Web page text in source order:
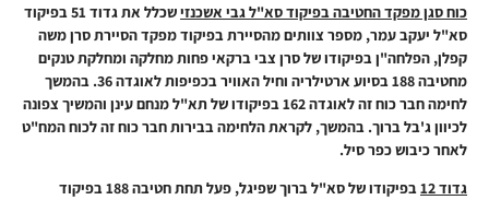
כוח סגן מפקד החטיבה בפיקוד סא"ל גבי אשכנזי
שכלל את גדוד 51 בפיקוד
סא"ל יעקב עמר, מספר צוותים מהסיירת בפיקוד מפקד הסיירת סרן משה
קפלן, הפלחה"ן בפיקודו של סרן צבי ברקאי פחות מחלקה ומחלקת טנקים
מחטיבה 188 בסיוע ארטילריה וחיל האוויר בכפיפות לאוגדה 36. בהמשך
לחימה חבר כוח זה לאוגדה 162 בפיקודו של תא"ל מנחם עינן והמשיך צפונה
לכיוון ג'בל ברוך. בהמשך, לקראת הלחימה בבירות חבר כוח זה לכוח המח"ט
לאחר כיבוש כפר סיל.
גדוד 12
בפיקודו של סא"ל ברוך שפיגל, פעל תחת חטיבה 188 בפיקוד